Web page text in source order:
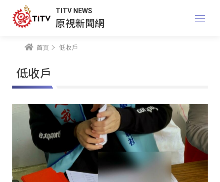
TITV NEWS
原視新聞網
首頁 低收戶
低收戶